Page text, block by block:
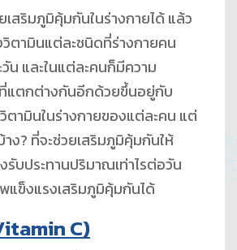
สริมภูมิคุ้มกันในร่างกายได้ แล้ว
ตามินแต่ละชนิดที่ร่างกายคน
น และในแต่ละคนก็มีความ
แตกต่างกันอีกด้วยขึ้นอยู่กับ
ามินในร่างกายของแต่ละคน แต่
าง? ที่จะช่วยเสริมภูมิคุ้มกันให้
รับประทานปริมาณเท่าไรต่อวัน
แข็งแรงเสริมภูมิคุ้มกันได้
C)